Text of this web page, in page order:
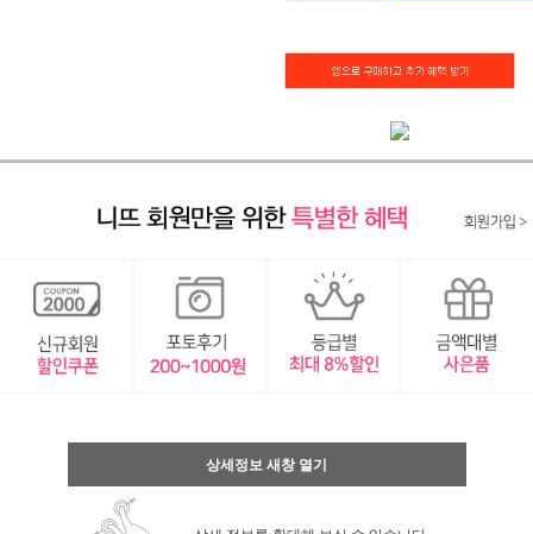
상세정보 새창 열기